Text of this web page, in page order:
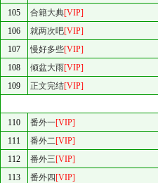
105
合籍大典[VIP]
106
就两次吧[VIP]
107
慢好多些[VIP]
108
倾盆大雨[VIP]
109
正文完结[VIP]
110
番外一[VIP]
111
番外二[VIP]
112
番外三[VIP]
113
番外四 [VIP]